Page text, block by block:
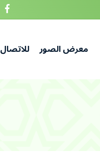
معرض الصور للاتصال